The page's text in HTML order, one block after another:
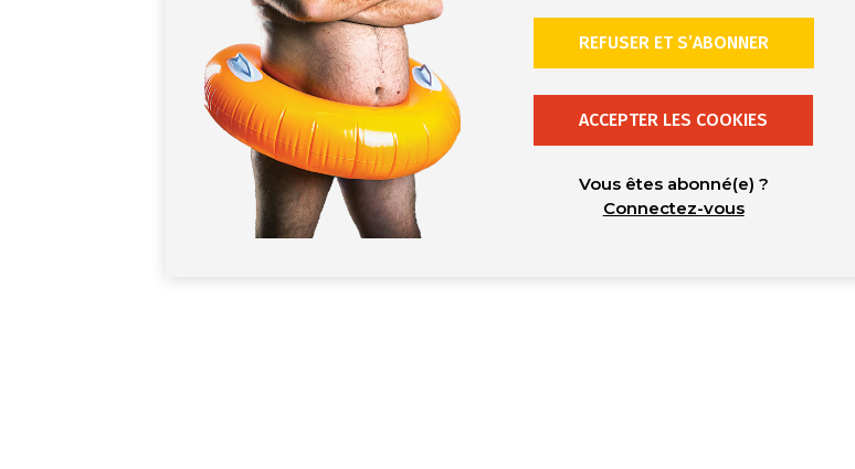
REFUSER ET S’ABONNER
ACCEPTER LES COOKIES
Vous êtes abonné(e) ?
Connectez-vous